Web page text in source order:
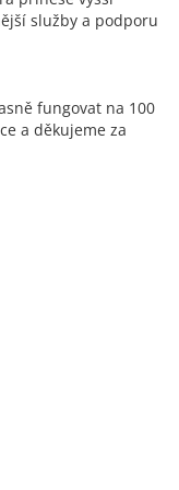
služby a podporu
fungovat na 100
a děkujeme za